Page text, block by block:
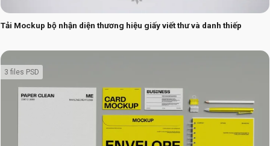
Tải Mockup bộ nhận diện thương hiệu giấy viết thư và danh thiếp
3 files PSD